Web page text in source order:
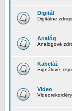
Digitál
Digitálne
Analóg
Analógové
Kabeláž
Signálové,
Video